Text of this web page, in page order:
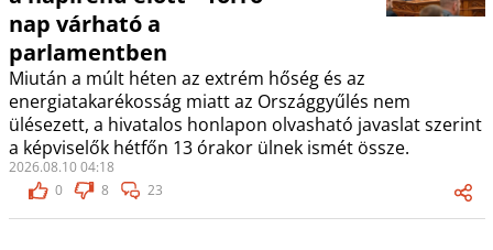
nap várható a
parlamentben
Miután a múlt héten az extrém hőség és az
energiatakarékosság miatt az Országgyűlés nem
ülésezett, a hivatalos honlapon olvasható javaslat szerint
a képviselők hétfőn 13 órakor ülnek ismét össze.
2026.08.10 04:18
0
8 23